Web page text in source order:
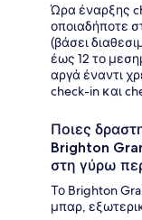
Ώρα έναρξης
οποιαδήποτε
(βάσει
έως 12 το
αργά έναντι
check-in και
Ποιες
Brighton
στη γύρω
Το Brighton
μπαρ,